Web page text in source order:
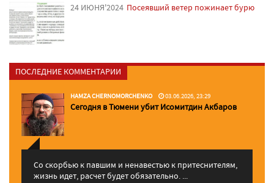
24 ИЮНЯ'2024 Посеявший ветер пожинает бурю
ПОСЛЕДНИЕ КОММЕНТАРИИ
HAMZA CHERNOMORCHENKO 03.06.2026, 23:29
Сегодня в Тюмени убит Исомитдин Акбаров
Со скорбью к павшим и ненавестью к притеснителям,
жизнь идет, расчет будет обязательно. ...